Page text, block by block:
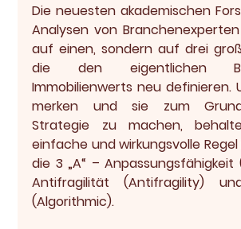
Die neuesten akademischen
Analysen von
auf einen, sondern auf drei
die den eigentlichen
Immobilienwerts neu definieren.
merken und sie zum
Strategie zu machen,
einfache und wirkungsvolle
die 3 „A“ –
Antifragilität (Antifragility)
(Algorithmic).